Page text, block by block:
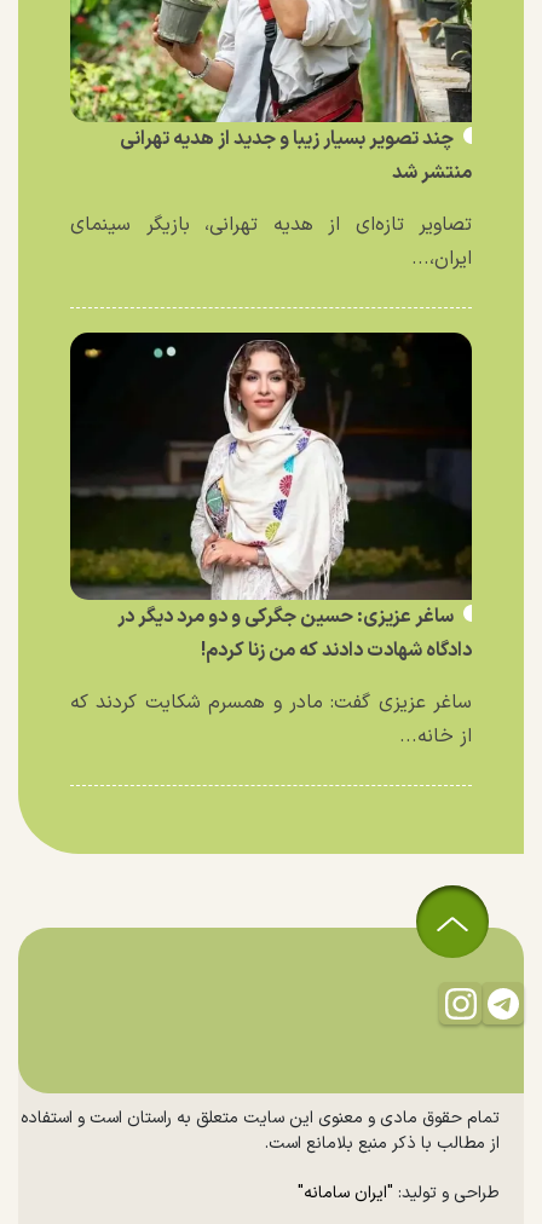
چند تصویر بسیار زیبا و جدید از هدیه تهرانی
منتشر شد
تصاویر تازه‌ای از هدیه تهرانی، بازیگر سینمای
ایران،...
ساغر عزیزی: حسین جگرکی و دو مرد دیگر در
دادگاه شهادت دادند که من زنا کردم!
ساغر عزیزی گفت: مادر و همسرم شکایت کردند که
از خانه...
تمام حقوق مادی و معنوی این سایت متعلق به راستان است و استفاده
از مطالب با ذکر منبع بلامانع است.
طراحی و تولید: "ایران سامانه"